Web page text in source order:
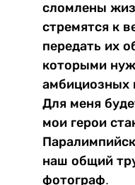
сломлены
стремятся к
передать их
которыми
амбициозных
Для меня
мои герои
наш общий
фотограф.